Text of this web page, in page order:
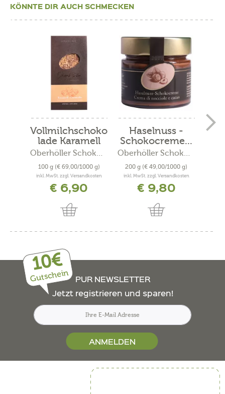
KÖNNTE DIR AUCH SCHMECKEN
Vollmilchschoko
lade Karamell
Oberhöller Schokolade
100 g (€ 69,00/1000 g)
inkl. MwSt. zzgl. Versandkosten
€ 6,90
Haselnuss -
Schokocreme...
Oberhöller Schokolade
200 g (€ 49,00/1000 g)
inkl. MwSt. zzgl. Versandkosten
€ 9,80
10€
Gutschein
PUR NEWSLETTER
Jetzt registrieren und sparen!
ANMELDEN